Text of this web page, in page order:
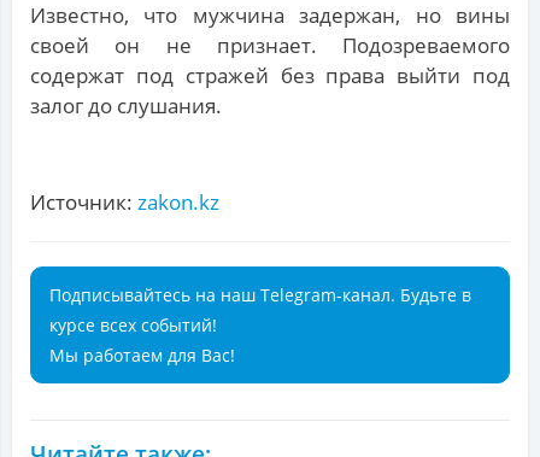
Известно, что мужчина задержан, но вины
своей он не признает. Подозреваемого
содержат под стражей без права выйти под
залог до слушания.
Источник: zakon.kz
Подписывайтесь на наш Telegram-канал. Будьте в
курсе всех событий!
Мы работаем для Вас!